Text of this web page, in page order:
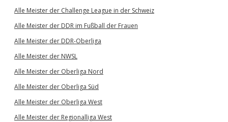
Alle Meister der Challenge League in der Schweiz
Alle Meister der DDR im Fußball der Frauen
Alle Meister der DDR-Oberliga
Alle Meister der NWSL
Alle Meister der Oberliga Nord
Alle Meister der Oberliga Süd
Alle Meister der Oberliga West
Alle Meister der Regionalliga West